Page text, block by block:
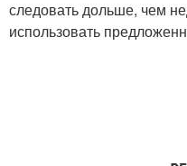
следовать дольше, чем
использовать